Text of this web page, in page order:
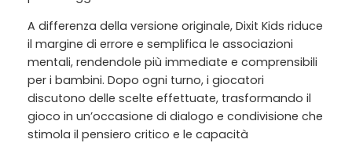
A differenza della versione originale, Dixit Kids riduce
il margine di errore e semplifica le associazioni
mentali, rendendole più immediate e comprensibili
per i bambini. Dopo ogni turno, i giocatori
discutono delle scelte effettuate, trasformando il
gioco in un’occasione di dialogo e condivisione che
stimola il pensiero critico e le capacità